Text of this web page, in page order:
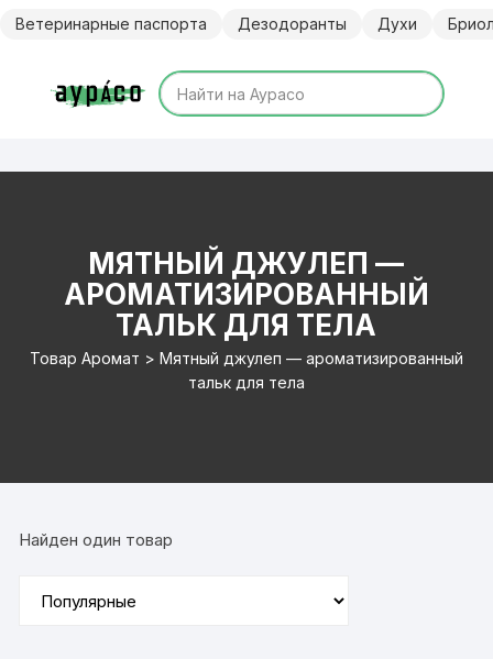
Ветеринарные паспорта Дезодоранты Духи
МЯТНЫЙ ДЖУЛЕП —
АРОМАТИЗИРОВАННЫЙ
ТАЛЬК ДЛЯ ТЕЛА
Товар Аромат > Мятный джулеп — ароматизированный
тальк для тела
Найден один товар